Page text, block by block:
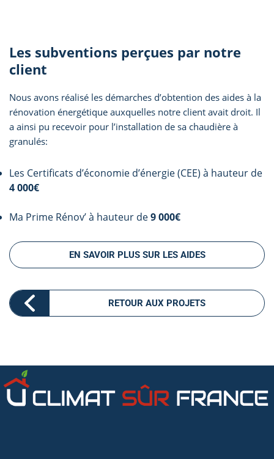
Les subventions perçues par notre
client
Nous avons réalisé les démarches d’obtention des aides à la
rénovation énergétique auxquelles notre client avait droit. Il
a ainsi pu recevoir pour l’installation de sa chaudière à
granulés:
Les Certificats d’économie d’énergie (CEE) à hauteur de
4 000€
Ma Prime Rénov’ à hauteur de9 000€
EN SAVOIR PLUS SUR LES AIDES
RETOUR AUX PROJETS